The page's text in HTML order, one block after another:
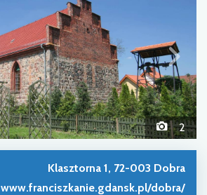
2
Klasztorna 1, 72-003 Dobra
www.franciszkanie.gdansk.pl/dobra/